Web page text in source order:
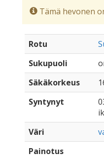
Tämä hevonen
Rotu
Sukupuoli
Säkäkorkeus
Syntynyt
Väri
Painotus